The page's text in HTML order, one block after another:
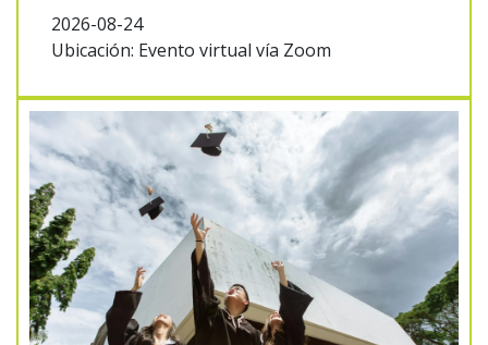
2026-08-24
Ubicación: Evento virtual vía Zoom